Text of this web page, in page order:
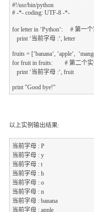
#!/usr/bin/python
# -*- coding: UTF-8 -*-
for letter in ‘Python‘:     # 第一个
fruits = [‘banana‘, ‘apple‘,
for fruit in fruits:        # 第二个实
以上实例输出结果:
当前字母 : P
当前字母 : y
当前字母 : t
当前字母 : h
当前字母 : o
当前字母 : n
当前字母 : banana
当前字母 : apple